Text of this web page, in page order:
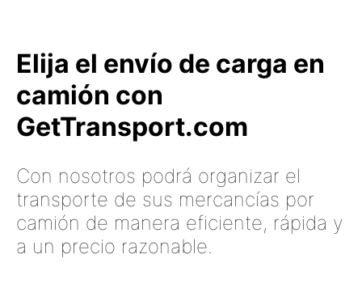
Elija el envío de carga en
camión con
GetTransport.com
Con nosotros podrá organizar el
transporte de sus mercancías por
camión de manera eficiente, rápida y
a un precio razonable.